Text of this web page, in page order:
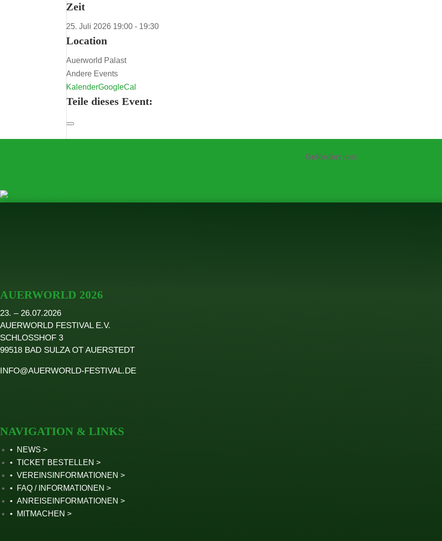
Zeit
25. Juli 2026 19:00 - 19:30
Location
Auerworld Palast
Andere Events
KalenderGoogleCal
Teile dieses Event:
Gefördert von:
AUERWORLD 2026
23. – 26.07.2026
AUERWORLD FESTIVAL E.V.
SCHLOSSHOF 3
99518 BAD SULZA OT AUERSTEDT
INFO@AUERWORLD-FESTIVAL.DE
NAVIGATION & LINKS
NEWS
TICKET BESTELLEN
VEREINSINFORMATIONEN
FAQ / INFORMATIONEN
ANREISEINFORMATIONEN
MITMACHEN